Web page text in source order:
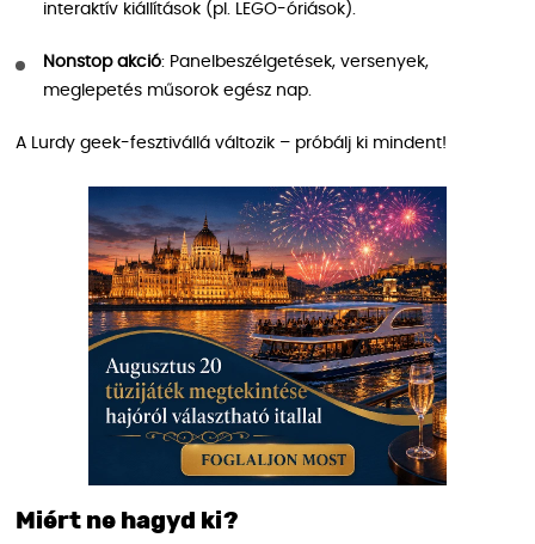
interaktív kiállítások (pl. LEGO-óriások).
Nonstop akció: Panelbeszélgetések, versenyek,
meglepetés műsorok egész nap.
A Lurdy geek-fesztivállá változik – próbálj ki mindent!
Miért ne hagyd ki?